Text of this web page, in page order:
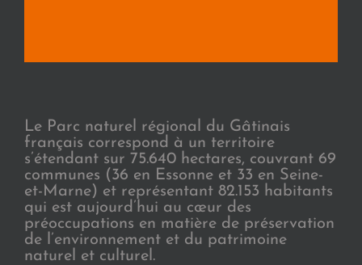
Le Parc naturel régional du Gâtinais
français correspond à un territoire
s’étendant sur 75.640 hectares, couvrant 69
communes (36 en Essonne et 33 en Seine-
et-Marne) et représentant 82.153 habitants
qui est aujourd’hui au cœur des
préoccupations en matière de préservation
de l’environnement et du patrimoine
naturel et culturel.